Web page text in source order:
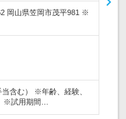
岡山県笠岡市茂平981 ※
含む） ※年齢、経験、
※試用期間…